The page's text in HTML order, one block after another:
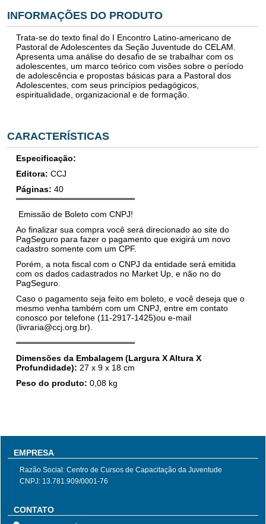
INFORMAÇÕES DO PRODUTO
Trata-se do texto final do I Encontro Latino-americano de
Pastoral de Adolescentes da Seção Juventude do CELAM.
Apresenta uma análise do desafio de se trabalhar com os
adolescentes, um marco teórico com visões sobre o período
de adolescência e propostas básicas para a Pastoral dos
Adolescentes, com seus princípios pedagógicos,
espiritualidade, organizacional e de formação.
CARACTERÍSTICAS
Especificação:
Editora: CCJ
Páginas: 40
════════════════════
Emissão de Boleto com CNPJ!
Ao finalizar sua compra você será direcionado ao site do
PagSeguro para fazer o pagamento que exigirá um novo
cadastro somente com um CPF.
Porém, a nota fiscal com o CNPJ da entidade será emitida
com os dados cadastrados no Market Up, e não no do
PagSeguro.
Caso o pagamento seja feito em boleto, e você deseja que o
mesmo venha também com um CNPJ, entre em contato
conosco por telefone (11-2917-1425)ou e-mail
(livraria@ccj.org.br).
════════════════════
Dimensões da Embalagem (Largura X Altura X
Profundidade): 27 x 9 x 18 cm
Peso do produto: 0,08 kg
EMPRESA
Razão Social: Centro de Cursos de Capacitação da Juventude
CNPJ: 13.781.909/0001-76
CONTATO